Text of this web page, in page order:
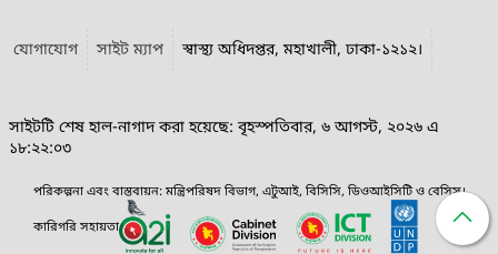
যোগাযোগ সাইট ম্যাপ স্বাস্থ্য অধিদপ্তর, মহাখালী, ঢাকা-১২১২।
সাইটটি শেষ হাল-নাগাদ করা হয়েছে: বৃহস্পতিবার, ৬ আগস্ট, ২০২৬ এ
১৮:২২:০৩
পরিকল্পনা এবং বাস্তবায়ন: মন্ত্রিপরিষদ বিভাগ, এটুআই, বিসিসি, ডিওআইসিটি ও বেসিস।
কারিগরি সহায়তা